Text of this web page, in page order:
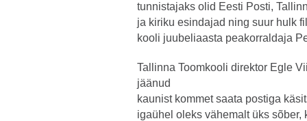
tunnistajaks olid Eesti Posti,
ja kiriku esindajad ning suur hulk
kooli juubeliaasta peakorraldaja
Tallinna Toomkooli direktor Egle
jäänud
kaunist kommet saata postiga
igaühel oleks vähemalt üks